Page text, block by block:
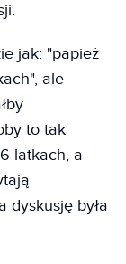
jak: "papież
ale
to tak
latkach, a
dyskusję była